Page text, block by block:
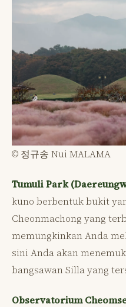
© 정규송 Nui MALAMA
Tumuli Park
kuno berbentuk bukit
Cheonmachong yang
memungkinkan Anda
sini Anda akan
bangsawan Silla yang
Observatorium